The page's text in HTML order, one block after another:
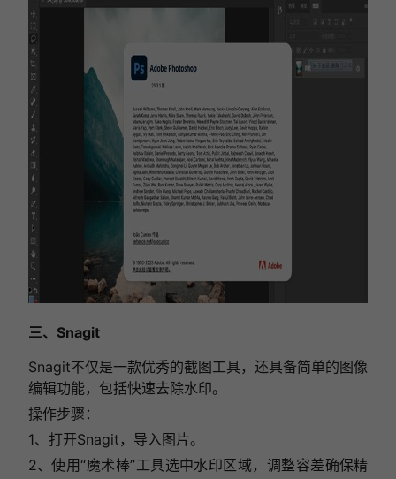
三、Snagit
Snagit不仅是一款优秀的截图工具，还具备简单的图像
编辑功能，包括快速去除水印。
操作步骤：
1、打开Snagit，导入图片。
2、使用“魔术棒”工具选中水印区域，调整容差确保精